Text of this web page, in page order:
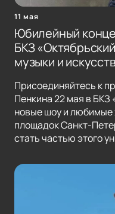
11 мая
Юбилейный
БКЗ
музыки и
Присоединяйтесь к
Пенкина 22 мая в
новые шоу и любимые
площадок Санкт-
стать частью этого